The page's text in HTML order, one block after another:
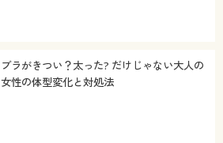
ブラがきつい？太った? だけじゃない大人の
女性の体型変化と対処法